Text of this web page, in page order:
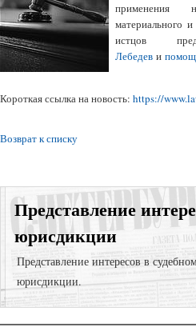
применения
материального
истцов
Лебедев и
Короткая ссылка на новость: https://
Возврат к списку
Представление
юрисдикции
Представление интересов в
юрисдикции.